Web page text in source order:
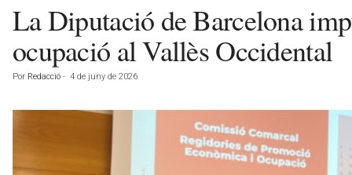
La Diputació de Barcelona
ocupació al Vallès Occidental
Por Redacció - 4 de juny de 2026